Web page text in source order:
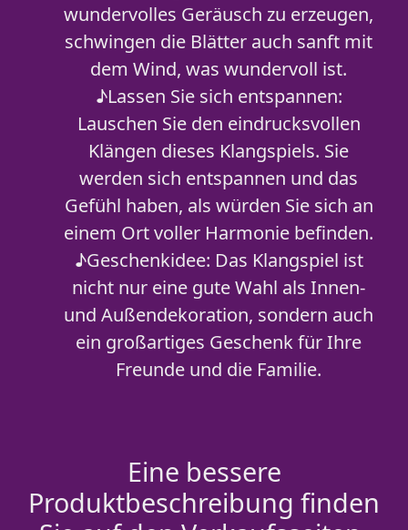
wundervolles Geräusch zu erzeugen,
schwingen die Blätter auch sanft mit
dem Wind, was wundervoll ist.
♪Lassen Sie sich entspannen:
Lauschen Sie den eindrucksvollen
Klängen dieses Klangspiels. Sie
werden sich entspannen und das
Gefühl haben, als würden Sie sich an
einem Ort voller Harmonie befinden.
♪Geschenkidee: Das Klangspiel ist
nicht nur eine gute Wahl als Innen-
und Außendekoration, sondern auch
ein großartiges Geschenk für Ihre
Freunde und die Familie.
Eine bessere
Produktbeschreibung finden